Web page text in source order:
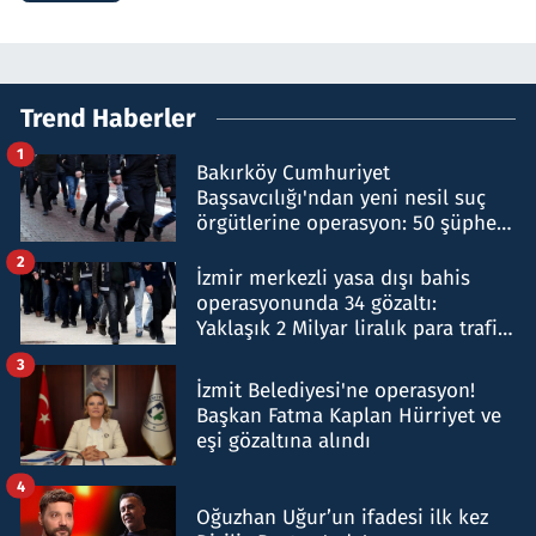
Trend Haberler
Bakırköy Cumhuriyet
Başsavcılığı'ndan yeni nesil suç
örgütlerine operasyon: 50 şüpheli
1
İzmir merkezli yasa dışı bahis
operasyonunda 34 gözaltı:
Yaklaşık 2 Milyar liralık para trafiği
2
İzmit Belediyesi'ne operasyon!
Başkan Fatma Kaplan Hürriyet ve
eşi gözaltına alındı
3
Oğuzhan Uğur’un ifadesi ilk kez
4